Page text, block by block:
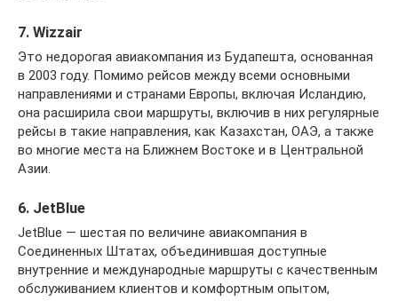
7. Wizzair
Это недорогая авиакомпания из Будапешта, основанная
в 2003 году. Помимо рейсов между всеми основными
направлениями и странами Европы, включая Исландию,
она расширила свои маршруты, включив в них регулярные
рейсы в такие направления, как Казахстан, ОАЭ, а также
во многие места на Ближнем Востоке и в Центральной
Азии.
6. JetBlue
JetBlue — шестая по величине авиакомпания в
Соединенных Штатах, объединившая доступные
внутренние и международные маршруты с качественным
обслуживанием клиентов и комфортным опытом,